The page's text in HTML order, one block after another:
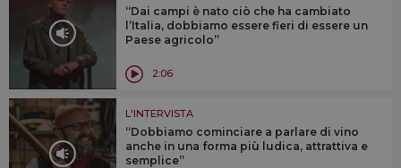
“Dai campi è nato ciò che ha cambiato
l’Italia, dobbiamo essere fieri di essere un
Paese agricolo”
2:06
L'INTERVISTA
“Dobbiamo cominciare a parlare di vino
anche in una forma più ludica, attrattiva e
semplice”